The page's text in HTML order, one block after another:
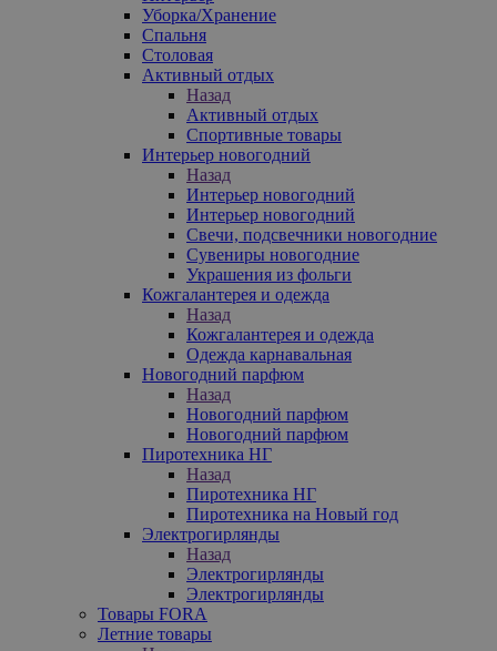
Уборка/Хранение
Спальня
Столовая
Активный отдых
Назад
Активный отдых
Спортивные товары
Интерьер новогодний
Назад
Интерьер новогодний
Интерьер новогодний
Свечи, подсвечники новогодние
Сувениры новогодние
Украшения из фольги
Кожгалантерея и одежда
Назад
Кожгалантерея и одежда
Одежда карнавальная
Новогодний парфюм
Назад
Новогодний парфюм
Новогодний парфюм
Пиротехника НГ
Назад
Пиротехника НГ
Пиротехника на Новый год
Электрогирлянды
Назад
Электрогирлянды
Электрогирлянды
Товары FORA
Летние товары